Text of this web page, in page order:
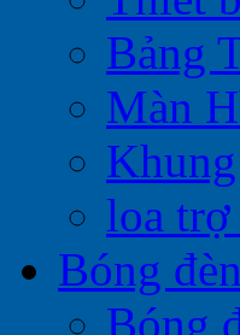
Bảng
Màn
loa
Bóng
Bóng